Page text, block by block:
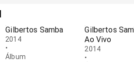
Gilbertos Samba
2014
•
Álbum
Gilbertos
Ao Vivo
2014
•